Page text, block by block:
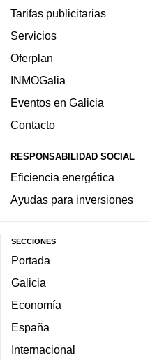
Tarifas publicitarias
Servicios
Oferplan
INMOGalia
Eventos en Galicia
Contacto
RESPONSABILIDAD SOCIAL
Eficiencia energética
Ayudas para inversiones
SECCIONES
Portada
Galicia
Economía
España
Internacional